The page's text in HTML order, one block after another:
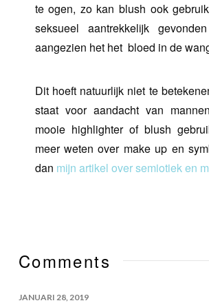
te ogen, zo kan blush ook
seksueel aantrekkelijk
aangezien het het bloed in de
Dit hoeft natuurlijk niet te
staat voor aandacht van
mooie highlighter of blush
meer weten over make up en
dan mijn artikel over semiotiek en
Comments
JANUARI 28, 2019